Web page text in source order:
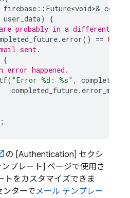
firebase :: Future<void>&
user_data)
{
probably in a different
. error() == 0
sent.
{
error happened.
( "Error %d: %s" ,
completed_future.
の [Authentication] セクシ
プレート] ページで使用さ
トをカスタマイズできま
ンターでメール テンプレー